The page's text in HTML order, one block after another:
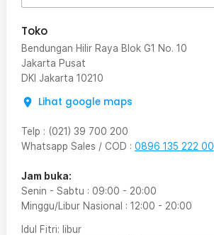
Toko
Bendungan Hilir Raya Blok G1 No. 10
Jakarta Pusat
DKI Jakarta 10210
Lihat google maps
Telp : (021) 39 700 200
Whatsapp Sales / COD : 0896 135 222 00
Jam buka:
Senin - Sabtu : 09:00 - 20:00
Minggu/Libur Nasional : 12:00 - 20:00
Idul Fitri: libur